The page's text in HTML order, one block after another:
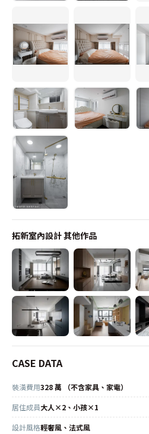
拓新室內設計其他作品
CASE DATA
裝潢費用328 萬 （不含家具、家電）
居住成員大人×2、小孩×1
設計風格輕奢風、法式風